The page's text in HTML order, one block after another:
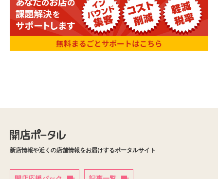
新店情報や近くの店舗情報をお届けするポータルサイト